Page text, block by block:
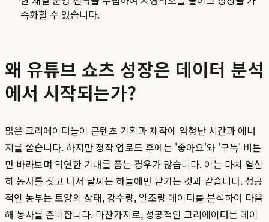
속화할 수 있습니다.
왜 유튜브 쇼츠 성장은 데이터 분석
에서 시작되는가?
많은 크리에이터들이 콘텐츠 기획과 제작에 엄청난 시간과 에너
지를 쏟습니다. 하지만 정작 업로드 후에는 '좋아요'와 '구독' 버튼
만 바라보며 막연한 기대를 품는 경우가 많습니다. 이는 마치 열심
히 농사를 짓고 나서 날씨는 하늘에만 맡기는 것과 같습니다. 성공
적인 농부는 토양의 상태, 강수량, 일조량 데이터를 분석하여 다음
해 농사를 준비합니다. 마찬가지로, 성공적인 크리에이터는 데이